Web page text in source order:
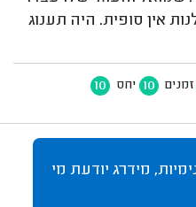
אין סופית. היה תענוג
זמנים 10 יחס 10
מידרג יודעת מי